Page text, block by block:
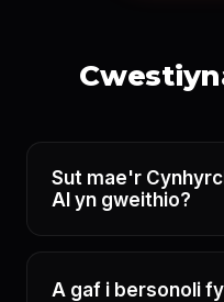
Sut mae'r
AI yn gweithio?
A gaf i bersonoli